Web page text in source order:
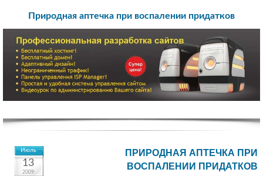
Природная аптечка при воспалении придатков
Июль
13
2009
ПРИРОДНАЯ АПТЕЧКА ПРИ
ВОСПАЛЕНИИ ПРИДАТКОВ